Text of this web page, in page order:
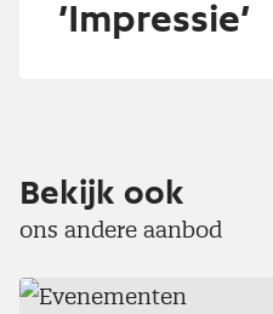
’Impressie’
Bekijk ook
ons andere aanbod